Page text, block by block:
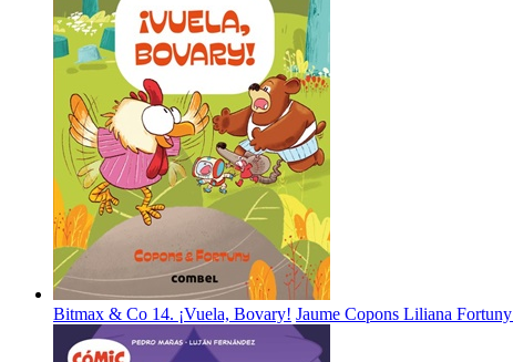
Bitmax & Co 14. ¡Vuela, Bovary! Jaume Copons Liliana Fortuny